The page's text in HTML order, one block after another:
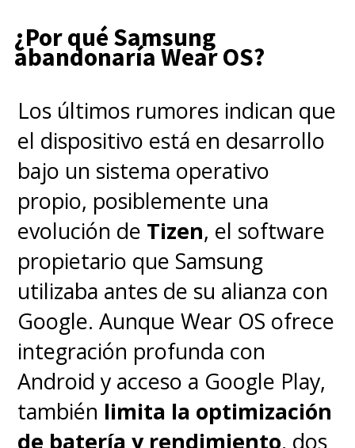
¿Por qué Samsung
abandonaría Wear OS?
Los últimos rumores indican que
el dispositivo está en desarrollo
bajo un sistema operativo
propio, posiblemente una
evolución de Tizen, el software
propietario que Samsung
utilizaba antes de su alianza con
Google. Aunque Wear OS ofrece
integración profunda con
Android y acceso a Google Play,
también limita la optimización
de batería y rendimiento, dos